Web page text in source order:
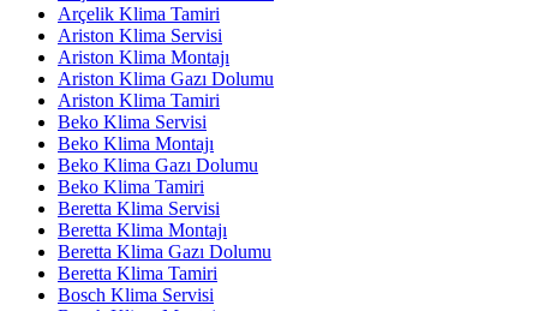
Arçelik Klima Tamiri
Ariston Klima Servisi
Ariston Klima Montajı
Ariston Klima Gazı Dolumu
Ariston Klima Tamiri
Beko Klima Servisi
Beko Klima Montajı
Beko Klima Gazı Dolumu
Beko Klima Tamiri
Beretta Klima Servisi
Beretta Klima Montajı
Beretta Klima Gazı Dolumu
Beretta Klima Tamiri
Bosch Klima Servisi